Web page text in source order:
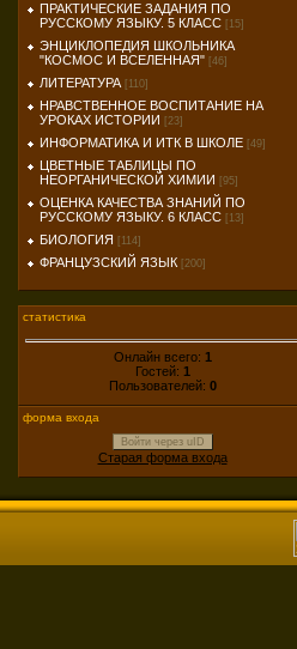
ПРАКТИЧЕСКИЕ ЗАДАНИЯ ПО
РУССКОМУ ЯЗЫКУ. 5 КЛАСС [15]
ЭНЦИКЛОПЕДИЯ ШКОЛЬНИКА
"КОСМОС И ВСЕЛЕННАЯ" [46]
ЛИТЕРАТУРА [110]
НРАВСТВЕННОЕ ВОСПИТАНИЕ НА
УРОКАХ ИСТОРИИ [23]
ИНФОРМАТИКА И ИТК В ШКОЛЕ [49]
ЦВЕТНЫЕ ТАБЛИЦЫ ПО
НЕОРГАНИЧЕСКОЙ ХИМИИ [95]
ОЦЕНКА КАЧЕСТВА ЗНАНИЙ ПО
РУССКОМУ ЯЗЫКУ. 6 КЛАСС [13]
БИОЛОГИЯ [114]
ФРАНЦУЗСКИЙ ЯЗЫК [200]
статистика
Онлайн всего: 1
Гостей: 1
Пользователей: 0
форма входа
Войти через uID
Старая форма входа